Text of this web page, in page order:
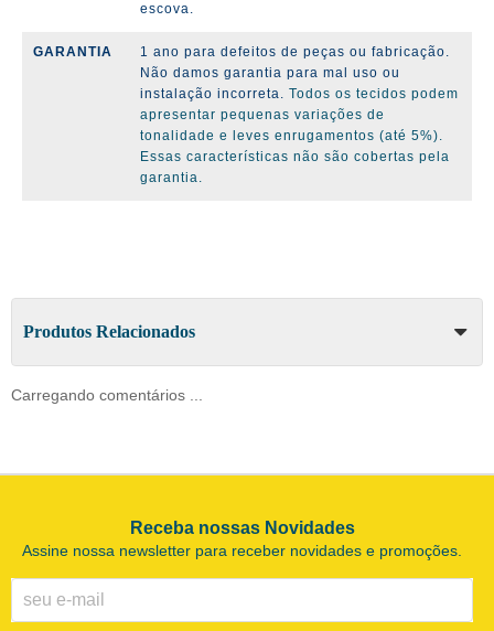
escova.
GARANTIA
1 ano para defeitos de peças ou fabricação.
Não damos garantia para mal uso ou
instalação incorreta. Todos os tecidos podem
apresentar pequenas variações de
tonalidade e leves enrugamentos (até 5%).
Essas características não são cobertas pela
garantia.
Produtos Relacionados
Carregando comentários ...
Receba nossas Novidades
Assine nossa newsletter para receber novidades e promoções.